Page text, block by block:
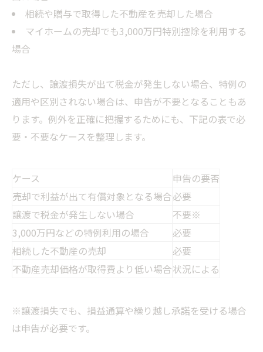
相続や贈与で取得した不動産を売却した場合
マイホームの売却でも3,000万円特別控除を利用する
場合
ただし、譲渡損失が出て税金が発生しない場合、特例の
適用や区別されない場合は、申告が不要となることもあ
ります。例外を正確に把握するためにも、下記の表で必
要・不要なケースを整理します。
ケース
申告の要否
売却で利益が出て有償対象となる場合必要
譲渡で税金が発生しない場合
不要※
3,000万円などの特例利用の場合
必要
相続した不動産の売却
必要
不動産売却価格が取得費より低い場合状況による
※譲渡損失でも、損益通算や繰り越し承諾を受ける場合
は申告が必要です。